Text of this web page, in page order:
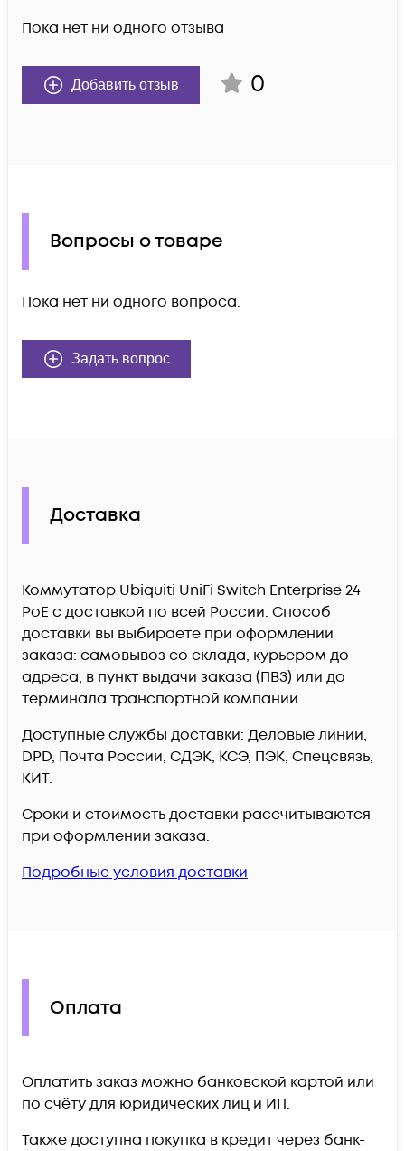
Пока нет ни одного отзыва
Добавить отзыв 0
Вопросы о товаре
Пока нет ни одного вопроса.
Задать вопрос
Доставка
Коммутатор Ubiquiti UniFi Switch Enterprise 24
PoE c доставкой по всей России. Способ
доставки вы выбираете при оформлении
заказа: самовывоз со склада, курьером до
адреса, в пункт выдачи заказа (ПВЗ) или до
терминала транспортной компании.
Доступные службы доставки: Деловые линии,
DPD, Почта России, СДЭК, КСЭ, ПЭК, Спецсвязь,
КИТ.
Сроки и стоимость доставки рассчитываются
при оформлении заказа.
Подробные условия доставки
Оплата
Оплатить заказ можно банковской картой или
по счёту для юридических лиц и ИП.
Также доступна покупка в кредит через банк-